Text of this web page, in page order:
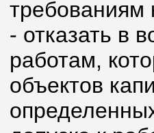
требованиям
- отказать в
работам,
объектов